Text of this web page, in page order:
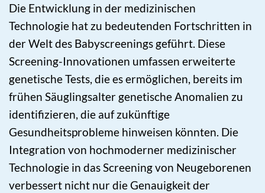
Die Entwicklung in der medizinischen
Technologie hat zu bedeutenden Fortschritten in
der Welt des Babyscreenings geführt. Diese
Screening-Innovationen umfassen erweiterte
genetische Tests, die es ermöglichen, bereits im
frühen Säuglingsalter genetische Anomalien zu
identifizieren, die auf zukünftige
Gesundheitsprobleme hinweisen könnten. Die
Integration von hochmoderner medizinischer
Technologie in das Screening von Neugeborenen
verbessert nicht nur die Genauigkeit der